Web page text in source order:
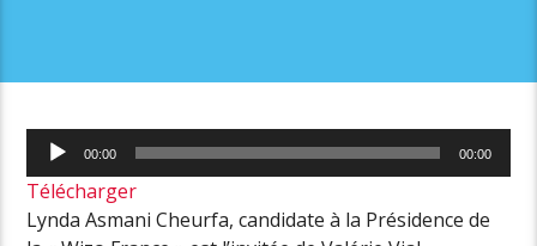
Lecteur
audio
00:00 00:00
Télécharger
Lynda Asmani Cheurfa, candidate à la Présidence de